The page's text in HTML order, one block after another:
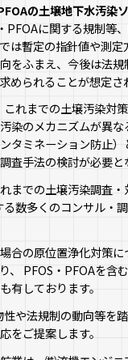
の土壌地下水汚染
PFOAに関する規制等
は暫定の指針値や測定
をふまえ、今後は法規
められることが想定さ
これまでの土壌汚染対
染のメカニズムが異
タミネーション防止
査手法の検討が必要と
までの土壌汚染調査・
る数多くのコンサル・
合の原位置浄化対策
、 PFOS・PFOAを含
有しております。
性や法規制の動向等を
をご提案します。